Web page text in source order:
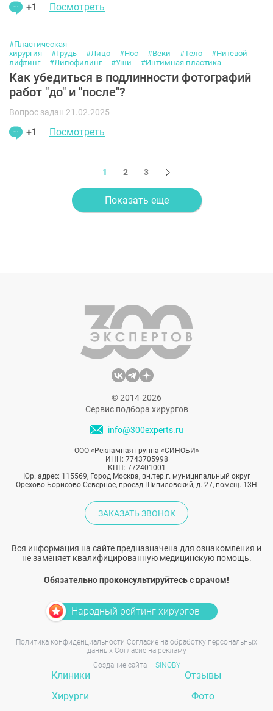
+1 Посмотреть
#Пластическая
хирургия
#Грудь #Лицо #Нос #Веки #Тело
#Нитевой
лифтинг
#Липофилинг #Уши #Интимная пластика
Как убедиться в подлинности фотографий
работ "до" и "после"?
Вопрос задан 21.02.2025
+1 Посмотреть
1 2 3
Показать еще
© 2014-2026
Сервис подбора хирургов
info@300experts.ru
ООО «Рекламная группа «СИНОБИ»
ИНН: 7743705998
КПП: 772401001
Юр. адрес: 115569, Город Москва, вн.тер.г. муниципальный округ
Орехово-Борисово Северное, проезд Шипиловский, д. 27, помещ. 13Н
ЗАКАЗАТЬ ЗВОНОК
Вся информация на сайте предназначена для ознакомления и
не заменяет квалифицированную медицинскую помощь.
Обязательно проконсультируйтесь с врачом!
Народный рейтинг хирургов
Политика конфиденциальности Согласие на обработку персональных
данных Согласие на рекламу
Создание сайта – SINOBY
Клиники
Хирурги
Отзывы
Фото